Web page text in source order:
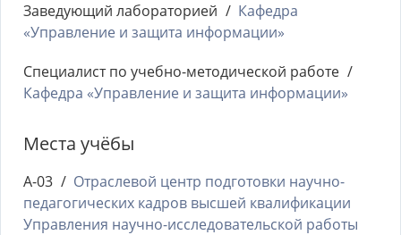
Заведующий лабораторией
Кафедра
«Управление и защита информации»
Специалист по учебно-методической работе
Кафедра «Управление и защита информации»
Места учёбы
А-03
Отраслевой центр подготовки научно-
педагогических кадров высшей квалификации
Управления научно-исследовательской работы